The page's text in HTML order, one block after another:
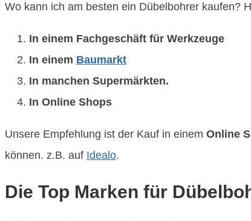
Wo kann ich am besten ein Dübelbohrer kaufen?
In einem Fachgeschäft für Werkzeuge
In einem Baumarkt
In manchen Supermärkten.
In Online Shops
Unsere Empfehlung ist der Kauf in einem Online
können. z.B. auf Idealo.
Die Top Marken für